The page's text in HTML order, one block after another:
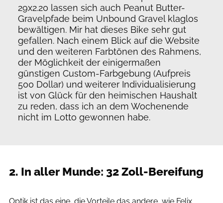
29x2.20 lassen sich auch Peanut Butter-
Gravelpfade beim Unbound Gravel klaglos
bewältigen. Mir hat dieses Bike sehr gut
gefallen. Nach einem Blick auf die Website
und den weiteren Farbtönen des Rahmens,
der Möglichkeit der einigermaßen
günstigen Custom-Farbgebung (Aufpreis
500 Dollar) und weiterer Individualisierung
ist von Glück für den heimischen Haushalt
zu reden, dass ich an dem Wochenende
nicht im Lotto gewonnen habe.
2. In aller Munde: 32 Zoll-Bereifung